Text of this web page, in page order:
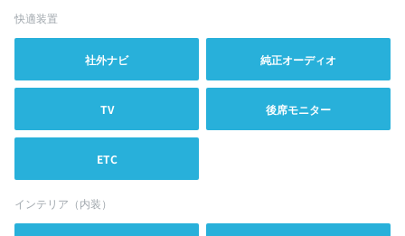
快適装置
社外ナビ 純正オーディオ
TV 後席モニター
ETC
インテリア（内装）